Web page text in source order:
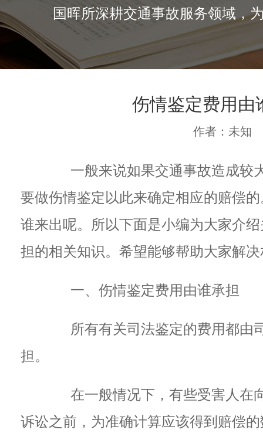
国晖所深耕交通事故服务领域，
伤情鉴定费用由
作者：未知
一般来说如果交通事故造成较
要做伤情鉴定以此来确定相应的赔偿
谁来出呢。所以下面是小编为大家介
担的相关知识。希望能够帮助大家解
一、伤情鉴定费用由谁承担
所有有关司法鉴定的费用都由
担。
在一般情况下，有些受害人在
诉讼之前，为准确计算应该得到赔偿